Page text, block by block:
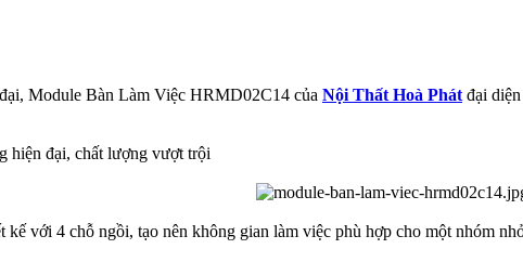
Module Bàn Làm Việc HRMD02C14 của Nội Thất Hoà Phát đại
hiện đại, chất lượng vượt trội
với 4 chỗ ngồi, tạo nên không gian làm việc phù hợp cho một nhóm